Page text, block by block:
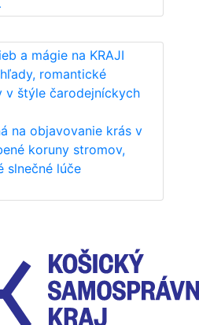
a mágie na KRAJI
romantické
v štýle čarodejníckych
na objavovanie krás v
koruny stromov,
slnečné lúče